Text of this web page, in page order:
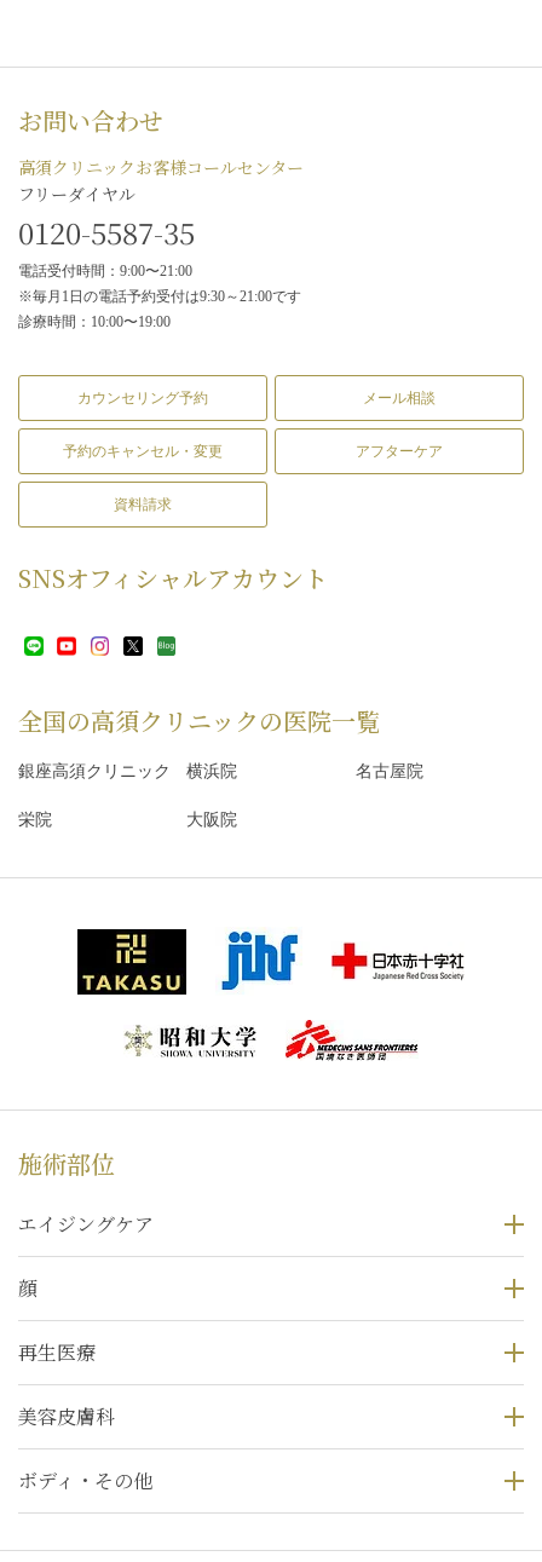
お問い合わせ
高須クリニックお客様コールセンター
フリーダイヤル
0120-5587-35
電話受付時間：9:00〜21:00
※毎月1日の電話予約受付は9:30～21:00です
診療時間：10:00〜19:00
カウンセリング予約 メール相談
予約のキャンセル・変更 アフターケア
資料請求
SNSオフィシャルアカウント
全国の高須クリニックの医院一覧
銀座高須クリニック 横浜院 名古屋院
栄院 大阪院
施術部位
エイジングケア
顔
再生医療
美容皮膚科
ボディ・その他